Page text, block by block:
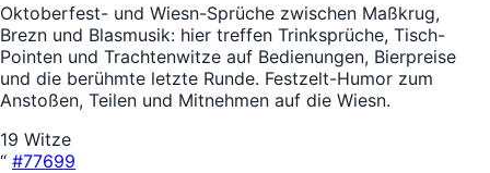
Oktoberfest- und Wiesn-Sprüche zwischen Maßkrug,
Brezn und Blasmusik: hier treffen Trinksprüche, Tisch-
Pointen und Trachtenwitze auf Bedienungen, Bierpreise
und die berühmte letzte Runde. Festzelt-Humor zum
Anstoßen, Teilen und Mitnehmen auf die Wiesn.
19 Witze
“ #77699